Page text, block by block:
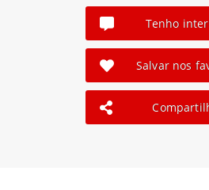
Tenho
Salvar nos